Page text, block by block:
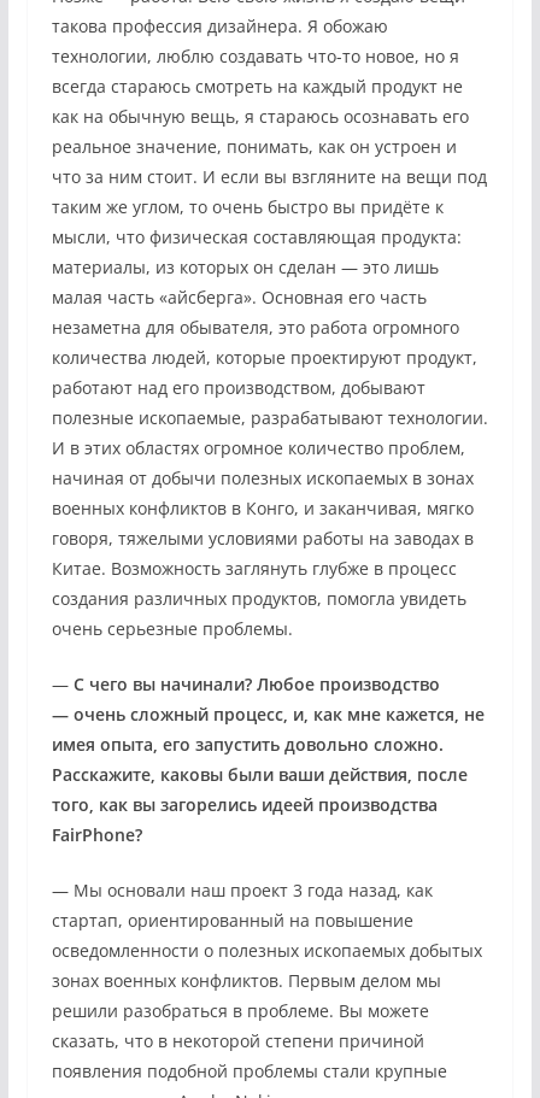
такова профессия дизайнера. Я обожаю
технологии, люблю создавать что-то новое, но я
всегда стараюсь смотреть на каждый продукт не
как на обычную вещь, я стараюсь осознавать его
реальное значение, понимать, как он устроен и
что за ним стоит. И если вы взгляните на вещи под
таким же углом, то очень быстро вы придёте к
мысли, что физическая составляющая продукта:
материалы, из которых он сделан — это лишь
малая часть «айсберга». Основная его часть
незаметна для обывателя, это работа огромного
количества людей, которые проектируют продукт,
работают над его производством, добывают
полезные ископаемые, разрабатывают технологии.
И в этих областях огромное количество проблем,
начиная от добычи полезных ископаемых в зонах
военных конфликтов в Конго, и заканчивая, мягко
говоря, тяжелыми условиями работы на заводах в
Китае. Возможность заглянуть глубже в процесс
создания различных продуктов, помогла увидеть
очень серьезные проблемы.
— С чего вы начинали? Любое производство
— очень сложный процесс, и, как мне кажется, не
имея опыта, его запустить довольно сложно.
Расскажите, каковы были ваши действия, после
того, как вы загорелись идеей производства
FairPhone?
— Мы основали наш проект 3 года назад, как
стартап, ориентированный на повышение
осведомленности о полезных ископаемых добытых
зонах военных конфликтов. Первым делом мы
решили разобраться в проблеме. Вы можете
сказать, что в некоторой степени причиной
появления подобной проблемы стали крупные